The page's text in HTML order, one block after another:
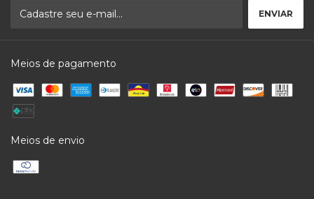
Meios de pagamento
Meios de envio